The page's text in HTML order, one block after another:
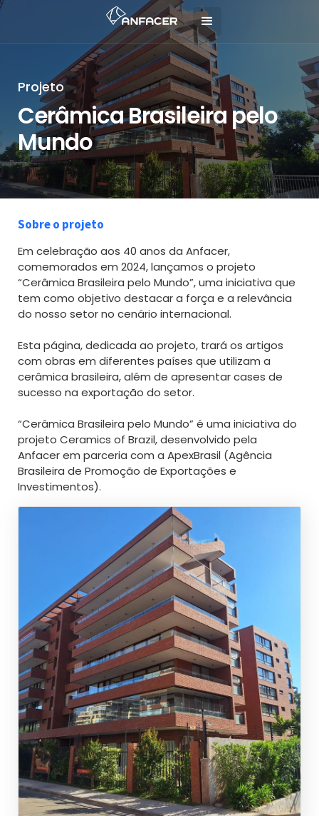
Projeto
Cerâmica Brasileira pelo
Mundo
Sobre o projeto
Em celebração aos 40 anos da Anfacer,
comemorados em 2024, lançamos o projeto
“Cerâmica Brasileira pelo Mundo”, uma iniciativa que
tem como objetivo destacar a força e a relevância
do nosso setor no cenário internacional.
Esta página, dedicada ao projeto, trará os artigos
com obras em diferentes países que utilizam a
cerâmica brasileira, além de apresentar cases de
sucesso na exportação do setor.
“Cerâmica Brasileira pelo Mundo” é uma iniciativa do
projeto Ceramics of Brazil, desenvolvido pela
Anfacer em parceria com a ApexBrasil (Agência
Brasileira de Promoção de Exportações e
Investimentos).